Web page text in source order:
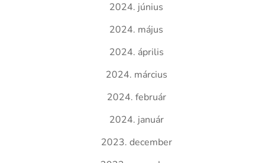
2024. június
2024. május
2024. április
2024. március
2024. február
2024. január
2023. december